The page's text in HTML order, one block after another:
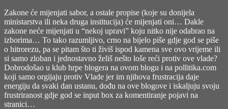
Zakone će mijenjati sabor, a ostale propise (koje su donijela
ministarstva ili neka druga institucija) će mijenjati oni… Dakle
zakone neće mijenjati u “nekoj upravi” koju nitko nije odabrao na
izborima… To tako razumljivo, crno na bijelo piše gdje god se piše
o hitrorezu, pa se pitam što ti živiš ispod kamena sve ovo vrijeme ili
si samo zloban i jednostavno želiš nešto loše reći protiv ove vlade?
Dobrodošao u klub hrpe blogera na ovom blogu i na pollitika.com
koji samo orgijaju protiv Vlade jer im njihova frustracija daje
energiju da svaki dan ustanu, dođu na ove blogove i iskaljuju svoju
frustriranost gdje god se input box za komentiranje pojavi na
stranici…